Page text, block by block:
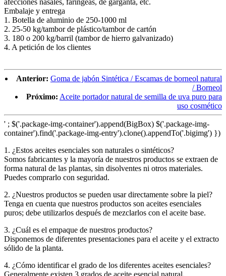
afecciones nasales, faríngeas, de garganta, etc.
Embalaje y entrega
1. Botella de aluminio de 250-1000 ml
2. 25-50 kg/tambor de plástico/tambor de cartón
3. 180 o 200 kg/barril (tambor de hierro galvanizado)
4. A petición de los clientes
Anterior: Goma de jabón Sintética / Escamas de borneol natural
/ Borneol
Próximo: Aceite portador natural de semilla de uva puro para
uso cosmético
' ; $('.package-img-container').append(BigBox) $('.package-img-
container').find('.package-img-entry').clone().appendTo('.bigimg') })
1. ¿Estos aceites esenciales son naturales o sintéticos?
Somos fabricantes y la mayoría de nuestros productos se extraen de
forma natural de las plantas, sin disolventes ni otros materiales.
Puedes comprarlo con seguridad.
2. ¿Nuestros productos se pueden usar directamente sobre la piel?
Tenga en cuenta que nuestros productos son aceites esenciales
puros; debe utilizarlos después de mezclarlos con el aceite base.
3. ¿Cuál es el empaque de nuestros productos?
Disponemos de diferentes presentaciones para el aceite y el extracto
sólido de la planta.
4. ¿Cómo identificar el grado de los diferentes aceites esenciales?